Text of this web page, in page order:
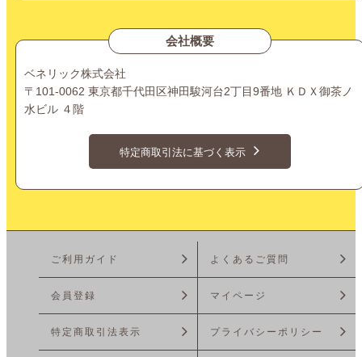
会社概要
ベネリック株式会社
〒101-0062 東京都千代田区神田駿河台2丁目9番地 ＫＤＸ御茶ノ
水ビル ４階
特定商取引法に基づく表示
ご利用ガイド よくあるご質問
会員登録 マイページ
特定商取引法表示 プライバシーポリシー